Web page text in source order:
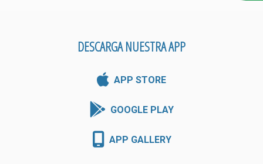
DESCARGA NUESTRA APP
APP STORE
GOOGLE PLAY
APP GALLERY